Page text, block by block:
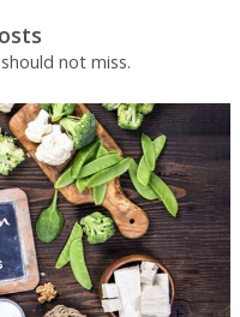
not miss.